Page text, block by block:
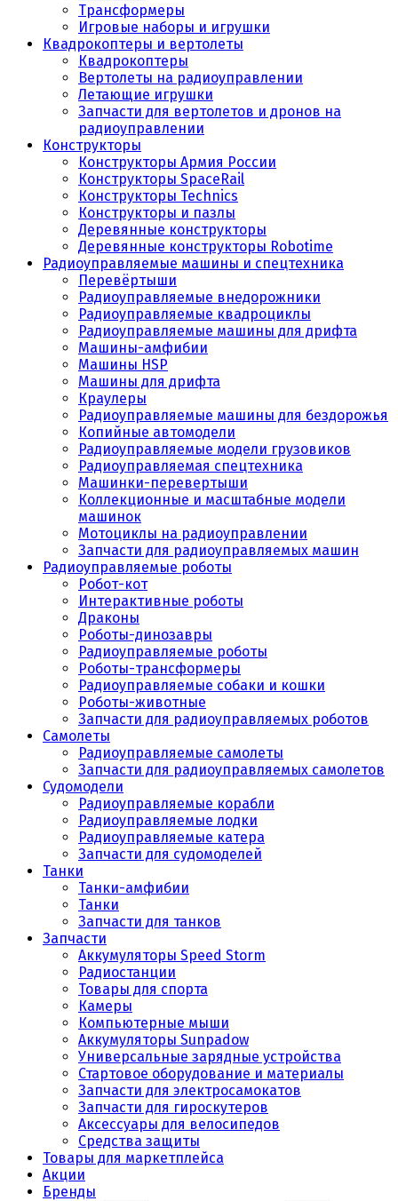
Трансформеры
Игровые наборы и игрушки
Квадрокоптеры и вертолеты
Квадрокоптеры
Вертолеты на радиоуправлении
Летающие игрушки
Запчасти для вертолетов и дронов на
радиоуправлении
Конструкторы
Конструкторы Армия России
Конструкторы SpaceRail
Конструкторы Technics
Конструкторы и пазлы
Деревянные конструкторы
Деревянные конструкторы Robotime
Радиоуправляемые машины и спецтехника
Перевёртыши
Радиоуправляемые внедорожники
Радиоуправляемые квадроциклы
Радиоуправляемые машины для дрифта
Машины-амфибии
Машины HSP
Машины для дрифта
Краулеры
Радиоуправляемые машины для бездорожья
Копийные автомодели
Радиоуправляемые модели грузовиков
Радиоуправляемая спецтехника
Машинки-перевертыши
Коллекционные и масштабные модели
машинок
Мотоциклы на радиоуправлении
Запчасти для радиоуправляемых машин
Радиоуправляемые роботы
Робот-кот
Интерактивные роботы
Драконы
Роботы-динозавры
Радиоуправляемые роботы
Роботы-трансформеры
Радиоуправляемые собаки и кошки
Роботы-животные
Запчасти для радиоуправляемых роботов
Самолеты
Радиоуправляемые самолеты
Запчасти для радиоуправляемых самолетов
Судомодели
Радиоуправляемые корабли
Радиоуправляемые лодки
Радиоуправляемые катера
Запчасти для судомоделей
Танки
Танки-амфибии
Танки
Запчасти для танков
Запчасти
Аккумуляторы Speed Storm
Радиостанции
Товары для спорта
Камеры
Компьютерные мыши
Аккумуляторы Sunpadow
Универсальные зарядные устройства
Стартовое оборудование и материалы
Запчасти для электросамокатов
Запчасти для гироскутеров
Аксессуары для велосипедов
Средства защиты
Товары для маркетплейса
Акции
Бренды